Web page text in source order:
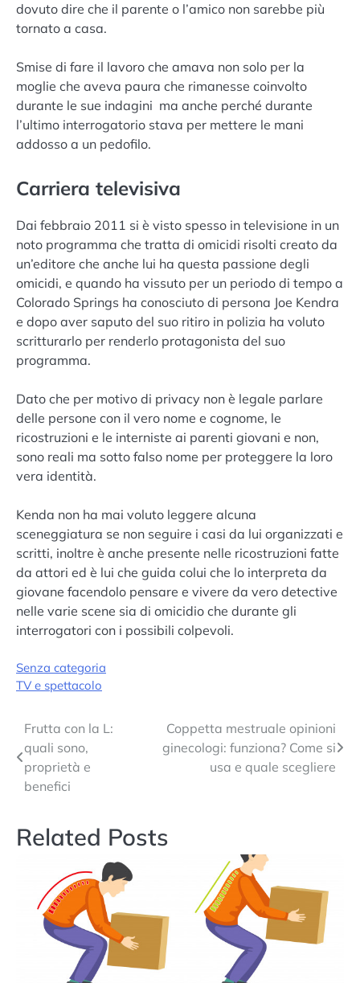
dovuto dire che il parente o l’amico non sarebbe più
tornato a casa.
Smise di fare il lavoro che amava non solo per la
moglie che aveva paura che rimanesse coinvolto
durante le sue indagini ma anche perché durante
l’ultimo interrogatorio stava per mettere le mani
addosso a un pedofilo.
Carriera televisiva
Dai febbraio 2011 si è visto spesso in televisione in un
noto programma che tratta di omicidi risolti creato da
un’editore che anche lui ha questa passione degli
omicidi, e quando ha vissuto per un periodo di tempo a
Colorado Springs ha conosciuto di persona Joe Kendra
e dopo aver saputo del suo ritiro in polizia ha voluto
scritturarlo per renderlo protagonista del suo
programma.
Dato che per motivo di privacy non è legale parlare
delle persone con il vero nome e cognome, le
ricostruzioni e le interniste ai parenti giovani e non,
sono reali ma sotto falso nome per proteggere la loro
vera identità.
Kenda non ha mai voluto leggere alcuna
sceneggiatura se non seguire i casi da lui organizzati e
scritti, inoltre è anche presente nelle ricostruzioni fatte
da attori ed è lui che guida colui che lo interpreta da
giovane facendolo pensare e vivere da vero detective
nelle varie scene sia di omicidio che durante gli
interrogatori con i possibili colpevoli.
Senza categoria
TV e spettacolo
Navigazione
articoli
Frutta con la L:
quali sono,
proprietà e
benefici
Coppetta mestruale opinioni
ginecologi: funziona? Come si
usa e quale scegliere
Related Posts